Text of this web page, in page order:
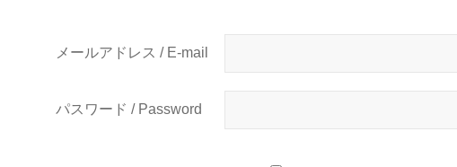
メールアドレス / E-mail
パスワード / Password